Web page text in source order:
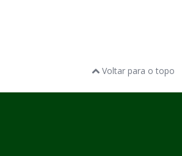
Voltar para o topo